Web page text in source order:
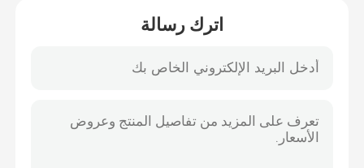
أخبار
اترك رسالة